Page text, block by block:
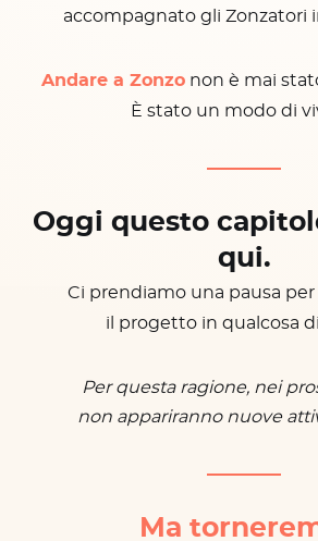
accompagnato gli Zonzatori
Andare a Zonzonon è mai
È stato un modo di
Oggi questo
qui.
Ci prendiamo una pausa
il progetto in qualcosa
Per questa ragione, nei
non appariranno nuove
Ma